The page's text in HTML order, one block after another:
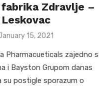
Zdravlje –
Leskovac
15, 2021
Pharmacueticals zajedno s
i Bayston Grupom danas
su postigle sporazum o